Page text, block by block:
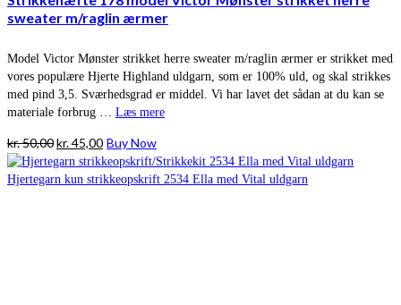
sweater m/raglin ærmer
Model Victor Mønster strikket herre sweater m/raglin ærmer er strikket med
vores populære Hjerte Highland uldgarn, som er 100% uld, og skal strikkes
med pind 3,5. Sværhedsgrad er middel. Vi har lavet det sådan at du kan se
materiale forbrug … Læs mere
kr.50,00Den
oprindelige
pris
kr.45,00Den
aktuelle
pris
Buy Now